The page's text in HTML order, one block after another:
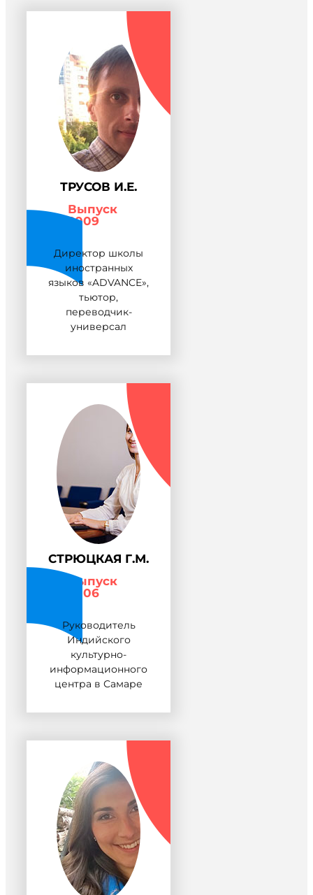
ТРУСОВ И.Е.
Выпуск
2009
Директор школы
иностранных
языков «ADVANCE»,
тьютор,
переводчик-
универсал
СТРЮЦКАЯ Г.М.
Выпуск
2006
Руководитель
Индийского
культурно-
информационного
центра в Самаре